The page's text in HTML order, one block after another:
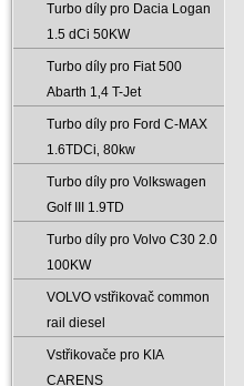
Turbo díly pro Dacia Logan
1.5 dCi 50KW
Turbo díly pro Fiat 500
Abarth 1‚4 T-Jet
Turbo díly pro Ford C-MAX
1.6TDCi‚ 80kw
Turbo díly pro Volkswagen
Golf III 1.9TD
Turbo díly pro Volvo C30 2.0
100KW
VOLVO vstřikovač common
rail diesel
Vstřikovače pro KIA
CARENS